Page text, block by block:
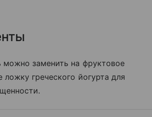
можно заменить на фруктовое
ложку греческого йогурта для